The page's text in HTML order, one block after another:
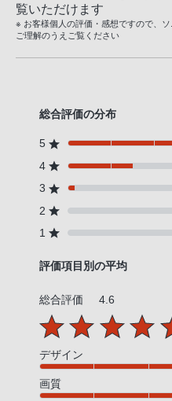
覧いただけます
※ お客様個人の評価・感想ですので、
ご理解のうえご覧ください
総合評価の分布
5
4
3
2
1
評価項目別の平均
総合評価 4.6
デザイン
画質